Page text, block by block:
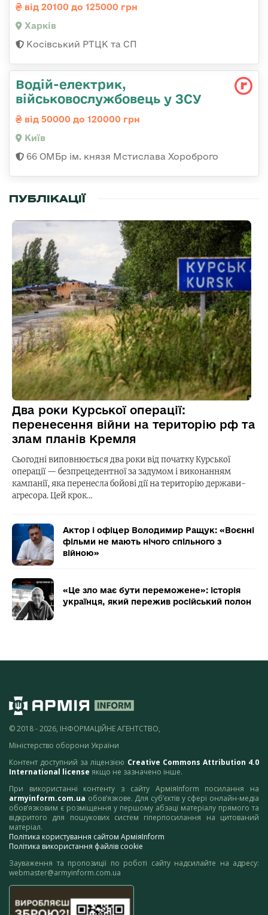
від 20100 до 125000 грн
Харків
Косівський РТЦК та СП
Водій-електрик,
військовослужбовець у ЗСУ
від 50000 до 120000 грн
Київ
66 ОМБр ім. князя Мстислава Хороброго
ПУБЛІКАЦІЇ
Два роки Курської операції:
перенесення війни на територію рф та
злам планів Кремля
Сьогодні виповнюється два роки від початку Курської
операції — безпрецедентної за задумом і виконанням
кампанії, яка перенесла бойові дії на територію держави-
агресора. Цей крок…
Актор і офіцер Володимир Ращук: «Воєнні
фільми не мають нічого спільного з
війною»
«Це зло має бути переможене»: історія
українця, який пережив російський полон
© 2018 - 2026, ІНФОРМАЦІЙНЕ АГЕНТСТВО,
Міністерство оборони України
Контент доступний за ліцензією Creative Commons Attribution 4.0
International license якщо не зазначено інше.
При використанні контенту з сайту АрміяInform посилання на
armyinform.com.ua обов’язкове. Для суб’єктів у сфері онлайн-медіа
обов’язковим є розміщення у першому абзаці матеріалу прямого та
відкритого для пошукових систем гіперпосилання на цитований
матеріал.
Політика користування сайтом АрміяInform
Політика використання файлів cookie
Зауваження та пропозиції по роботі сайту надсилайте на адресу:
webmaster@armyinform.com.ua